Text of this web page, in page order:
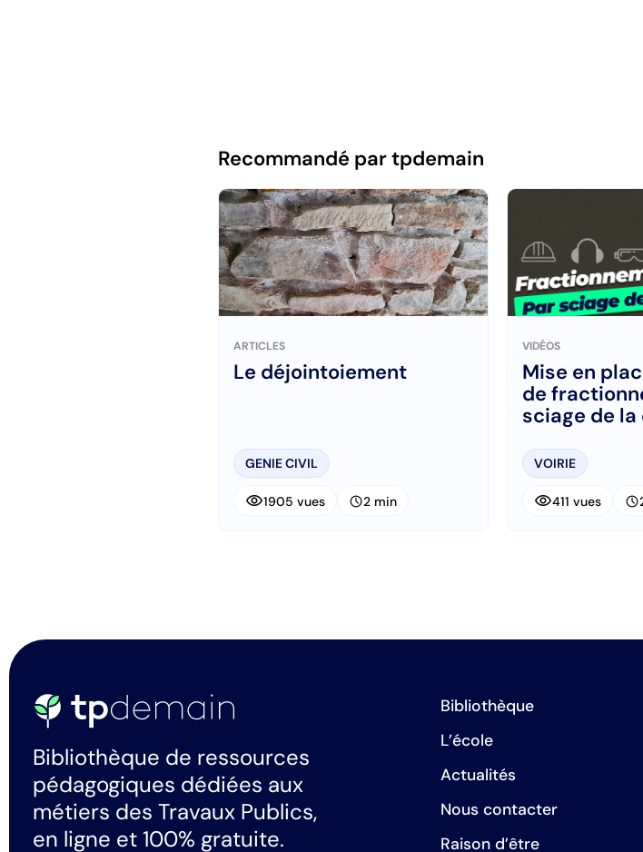
Recommandé par tpdemain
ARTICLES
Le déjointoiement
GENIE CIVIL
visibility1905 vues schedule2 min
VIDÉOS
Mise en
de
sciage de la
VOIRIE
visibility411 vues schedule
Bibliothèque de ressources
pédagogiques dédiées aux
métiers des Travaux Publics,
en ligne et 100% gratuite.
Bibliothèque
L’école
Actualités
Nous contacter
Raison d’être